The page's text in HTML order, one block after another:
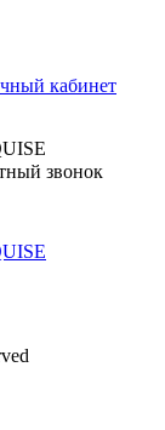
кабинет
звонок